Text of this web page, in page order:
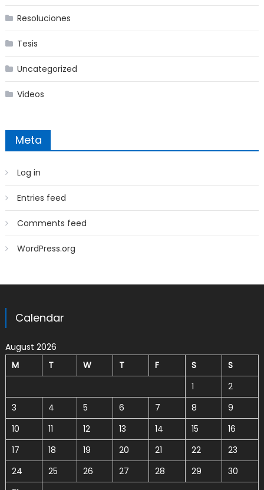
Resoluciones
Tesis
Uncategorized
Videos
Meta
Log in
Entries feed
Comments feed
WordPress.org
Calendar
August 2026
M
T W T F S
S
1
2
3
4 5 6 7 8
9
10
11 12 13 14 15
16
17
18 19 20 21 22
23
24
25 26 27 28 29
30